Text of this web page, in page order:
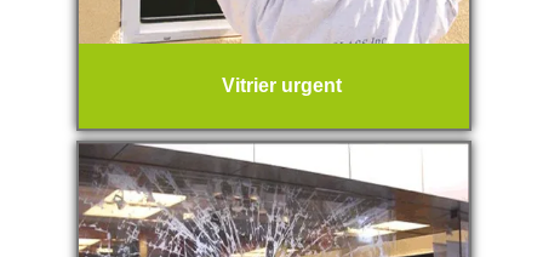
Vitrier urgent